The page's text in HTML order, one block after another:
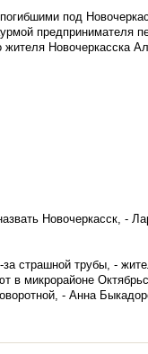
под
предпринимателя
Новочеркасска
Новочеркасск, -
страшной трубы, -
в микрорайоне
- Анна